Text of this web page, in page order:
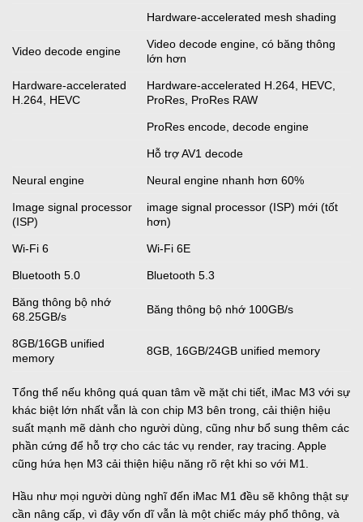
Hardware-accelerated mesh shading
Video decode engine
Video decode engine, có băng thông
lớn hơn
Hardware-accelerated
H.264, HEVC
Hardware-accelerated H.264, HEVC,
ProRes, ProRes RAW
ProRes encode, decode engine
Hỗ trợ AV1 decode
Neural engine Neural engine nhanh hơn 60%
Image signal processor
(ISP)
image signal processor (ISP) mới (tốt
hơn)
Wi-Fi 6 Wi-Fi 6E
Bluetooth 5.0 Bluetooth 5.3
Băng thông bộ nhớ
68.25GB/s
Băng thông bộ nhớ 100GB/s
8GB/16GB unified
memory
8GB, 16GB/24GB unified memory
Tổng thể nếu không quá quan tâm về mặt chi tiết, iMac M3 với sự
khác biệt lớn nhất vẫn là con chip M3 bên trong, cải thiện hiệu
suất mạnh mẽ dành cho người dùng, cũng như bổ sung thêm các
phần cứng để hỗ trợ cho các tác vụ render, ray tracing. Apple
cũng hứa hẹn M3 cải thiện hiệu năng rõ rệt khi so với M1.
Hầu như mọi người dùng nghĩ đến iMac M1 đều sẽ không thật sự
cần nâng cấp, vì đây vốn dĩ vẫn là một chiếc máy phổ thông, và